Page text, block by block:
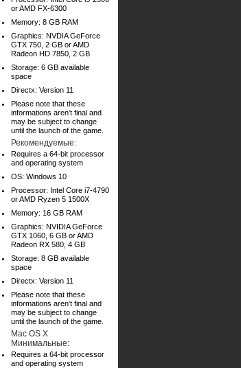
or AMD FX-6300
Memory: 8 GB RAM
Graphics: NVDIA GeForce
GTX 750, 2 GB or AMD
Radeon HD 7850, 2 GB
Storage: 6 GB available
space
Directx: Version 11
Please note that these
informations aren't final and
may be subject to change
until the launch of the game.
Рекомендуемые:
Requires a 64-bit processor
and operating system
OS: Windows 10
Processor: Intel Core i7-4790
or AMD Ryzen 5 1500X
Memory: 16 GB RAM
Graphics: NVIDIA GeForce
GTX 1060, 6 GB or AMD
Radeon RX 580, 4 GB
Storage: 8 GB available
space
Directx: Version 11
Please note that these
informations aren't final and
may be subject to change
until the launch of the game.
Mac OS X
Минимальные:
Requires a 64-bit processor
and operating system